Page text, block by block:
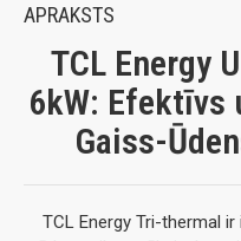
APRAKSTS
TCL Energy
6kW: Efektīvs
Gaiss-
TCL Energy Tri-thermal